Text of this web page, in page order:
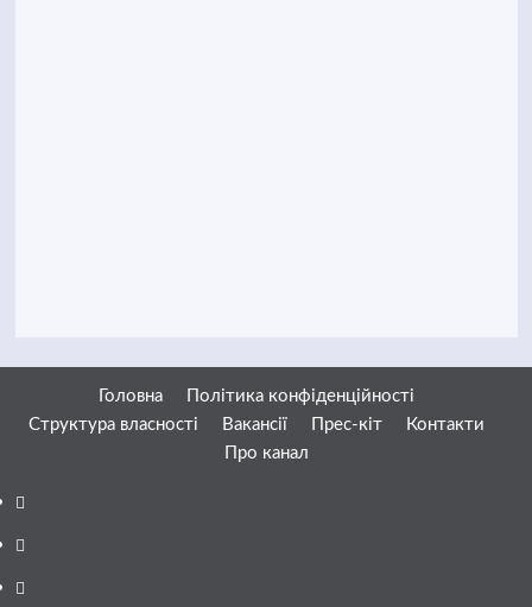
Головна
Політика конфіденційності
Структура власності
Вакансії Прес-кіт
Контакти
Про канал
Facebook
YouTube
Telegram